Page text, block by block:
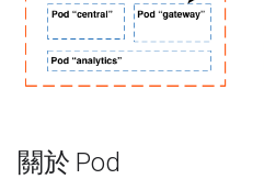
關於 Pod